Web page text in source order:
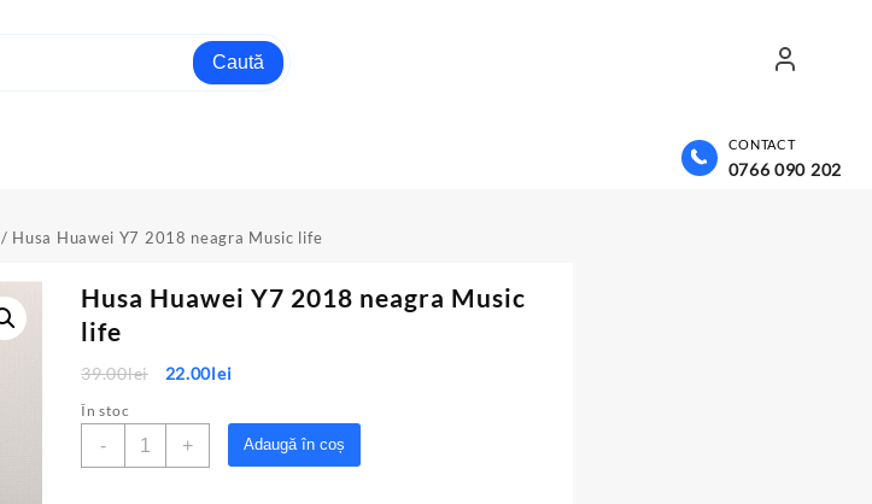
Caută
CONTACT
0766 090 202
/ Husa Huawei Y7 2018 neagra Music life
Husa Huawei Y7 2018 neagra Music
life
39.00lei
Prețul
a
fost:
39.00lei.
22.00leiPrețul
este:
22.00lei.
În stoc
-
Cantitate+ Adaugă în coș